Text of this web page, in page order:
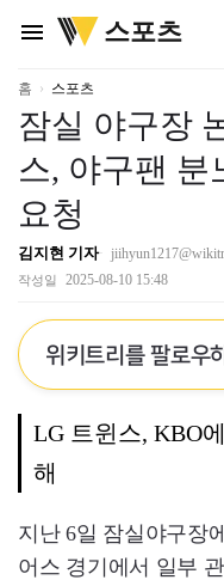
menu
위
키
스포츠
홈 스포츠
잠실 야구장
스, 야구팬 분
요청
김지현 기자
작성일 2025-08-10 15:48
위키트리를 팔로우
LG 트윈스, KBO
해
지난 6일 잠실야구장
어스 경기에서 일부